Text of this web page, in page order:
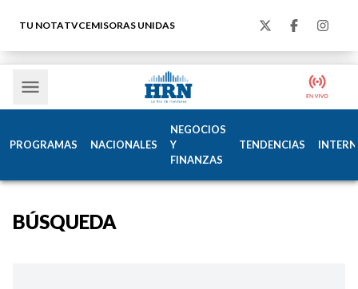
TU NOTATVCEMISORAS UNIDAS
PROGRAMAS NACIONALES
NEGOCIOS
Y
FINANZAS
TENDENCIAS
BÚSQUEDA